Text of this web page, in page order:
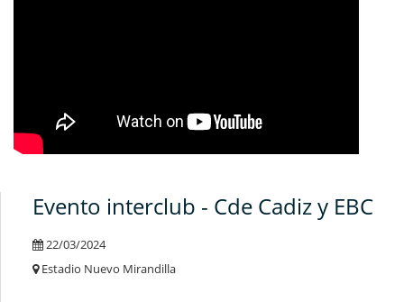
Evento interclub - Cde Cadiz y EBC
22/03/2024
Estadio Nuevo Mirandilla